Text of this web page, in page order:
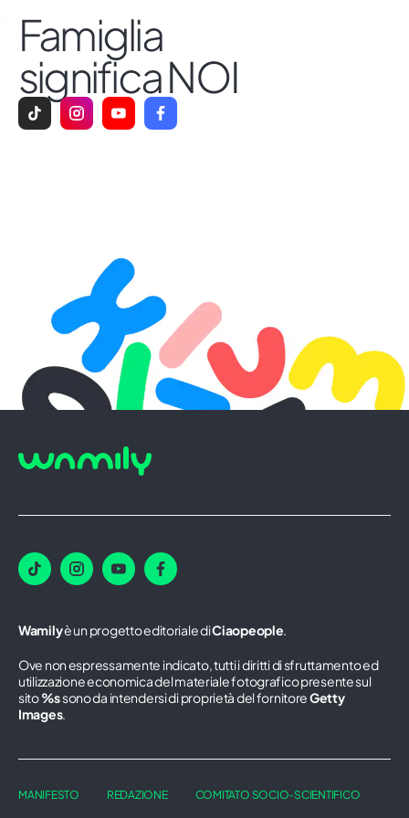
Famiglia
significa NOI
Wamilyè un progetto editoriale diCiaopeople.
Ove non espressamente indicato, tutti i diritti di sfruttamento ed
utilizzazione economica del materiale fotografico presente sul
sito%ssono da intendersi di proprietà del fornitoreGetty
Images.
MANIFESTO REDAZIONE COMITATO SOCIO-SCIENTIFICO